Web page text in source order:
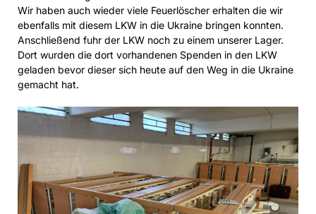
Wir haben auch wieder viele Feuerlöscher erhalten die wir
ebenfalls mit diesem LKW in die Ukraine bringen konnten.
Anschließend fuhr der LKW noch zu einem unserer Lager.
Dort wurden die dort vorhandenen Spenden in den LKW
geladen bevor dieser sich heute auf den Weg in die Ukraine
gemacht hat.